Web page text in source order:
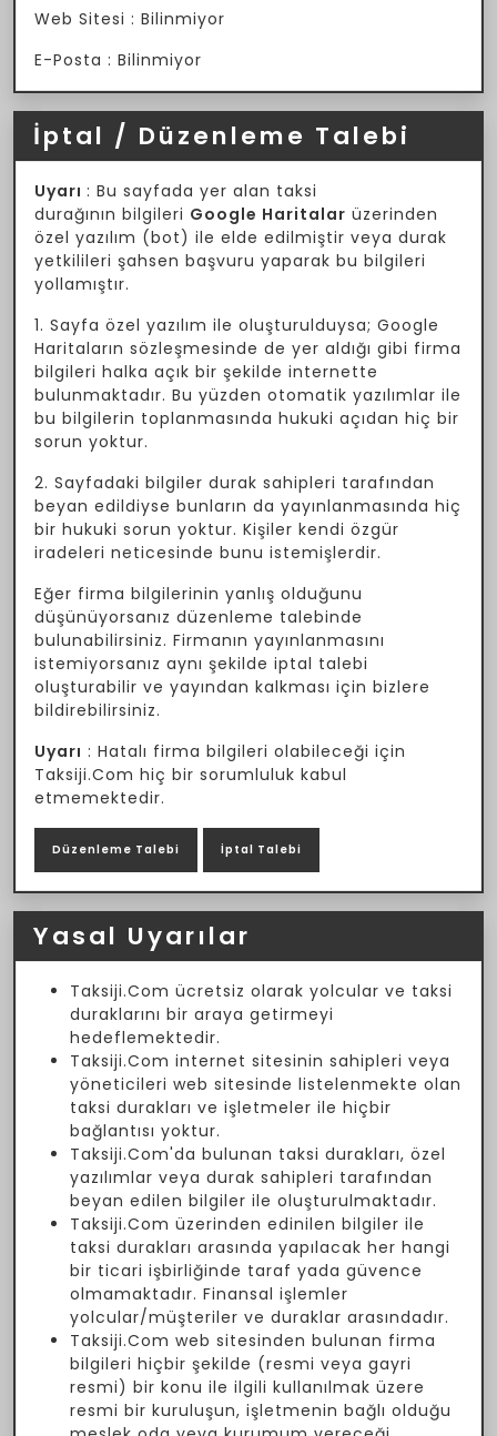
Web Sitesi : Bilinmiyor
E-Posta : Bilinmiyor
İptal / Düzenleme Talebi
Uyarı : Bu sayfada yer alan taksi
durağının bilgileri Google Haritalar üzerinden
özel yazılım (bot) ile elde edilmiştir veya durak
yetkilileri şahsen başvuru yaparak bu bilgileri
yollamıştır.
1. Sayfa özel yazılım ile oluşturulduysa; Google
Haritaların sözleşmesinde de yer aldığı gibi firma
bilgileri halka açık bir şekilde internette
bulunmaktadır. Bu yüzden otomatik yazılımlar ile
bu bilgilerin toplanmasında hukuki açıdan hiç bir
sorun yoktur.
2. Sayfadaki bilgiler durak sahipleri tarafından
beyan edildiyse bunların da yayınlanmasında hiç
bir hukuki sorun yoktur. Kişiler kendi özgür
iradeleri neticesinde bunu istemişlerdir.
Eğer firma bilgilerinin yanlış olduğunu
düşünüyorsanız düzenleme talebinde
bulunabilirsiniz. Firmanın yayınlanmasını
istemiyorsanız aynı şekilde iptal talebi
oluşturabilir ve yayından kalkması için bizlere
bildirebilirsiniz.
Uyarı : Hatalı firma bilgileri olabileceği için
Taksiji.Com hiç bir sorumluluk kabul
etmemektedir.
Düzenleme Talebi İptal Talebi
Yasal Uyarılar
Taksiji.Com ücretsiz olarak yolcular ve taksi
duraklarını bir araya getirmeyi
hedeflemektedir.
Taksiji.Com internet sitesinin sahipleri veya
yöneticileri web sitesinde listelenmekte olan
taksi durakları ve işletmeler ile hiçbir
bağlantısı yoktur.
Taksiji.Com'da bulunan taksi durakları, özel
yazılımlar veya durak sahipleri tarafından
beyan edilen bilgiler ile oluşturulmaktadır.
Taksiji.Com üzerinden edinilen bilgiler ile
taksi durakları arasında yapılacak her hangi
bir ticari işbirliğinde taraf yada güvence
olmamaktadır. Finansal işlemler
yolcular/müşteriler ve duraklar arasındadır.
Taksiji.Com web sitesinden bulunan firma
bilgileri hiçbir şekilde (resmi veya gayri
resmi) bir konu ile ilgili kullanılmak üzere
resmi bir kuruluşun, işletmenin bağlı olduğu